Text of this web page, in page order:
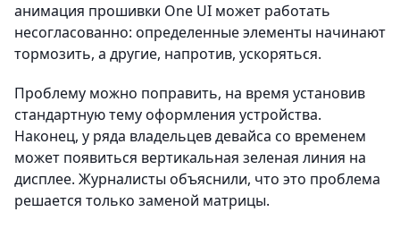
анимация прошивки One UI может работать
несогласованно: определенные элементы начинают
тормозить, а другие, напротив, ускоряться.
Проблему можно поправить, на время установив
стандартную тему оформления устройства.
Наконец, у ряда владельцев девайса со временем
может появиться вертикальная зеленая линия на
дисплее. Журналисты объяснили, что это проблема
решается только заменой матрицы.